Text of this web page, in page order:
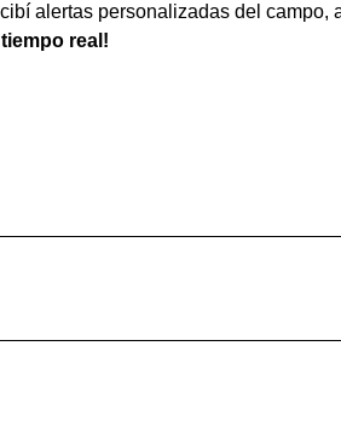
alertas personalizadas del campo,
real!